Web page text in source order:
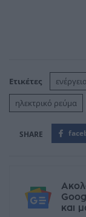
Ετικέτες
ηλεκτρικό ρεύμα
και